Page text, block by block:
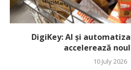
DigiKey: AI și
accelerează
10 July 2026